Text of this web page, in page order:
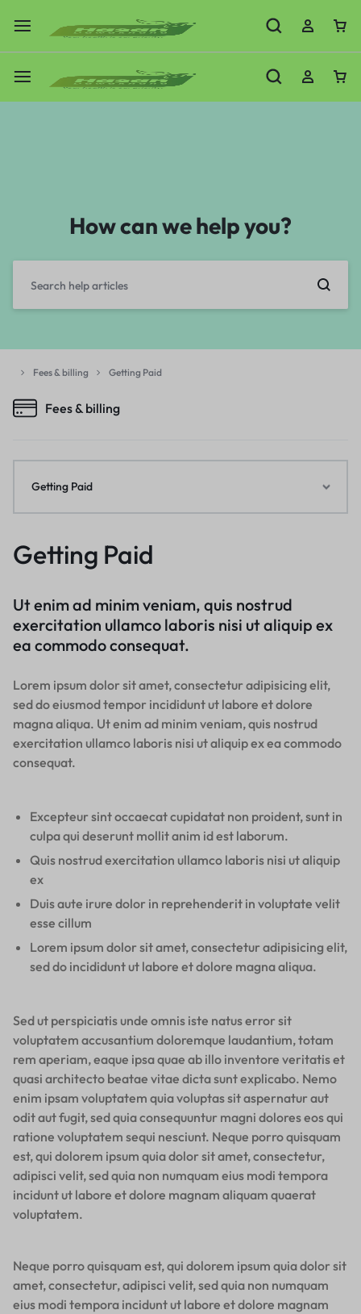
How can we help you?
Fees & billing Getting Paid
Fees & billing
Getting Paid
Ut enim ad minim veniam, quis nostrud
exercitation ullamco laboris nisi ut aliquip ex
ea commodo consequat.
Lorem ipsum dolor sit amet, consectetur adipisicing elit,
sed do eiusmod tempor incididunt ut labore et dolore
magna aliqua. Ut enim ad minim veniam, quis nostrud
exercitation ullamco laboris nisi ut aliquip ex ea commodo
consequat.
Excepteur sint occaecat cupidatat non proident, sunt in
culpa qui deserunt mollit anim id est laborum.
Quis nostrud exercitation ullamco laboris nisi ut aliquip
ex
Duis aute irure dolor in reprehenderit in voluptate velit
esse cillum
Lorem ipsum dolor sit amet, consectetur adipisicing elit,
sed do incididunt ut labore et dolore magna aliqua.
Sed ut perspiciatis unde omnis iste natus error sit
voluptatem accusantium doloremque laudantium, totam
rem aperiam, eaque ipsa quae ab illo inventore veritatis et
quasi architecto beatae vitae dicta sunt explicabo. Nemo
enim ipsam voluptatem quia voluptas sit aspernatur aut
odit aut fugit, sed quia consequuntur magni dolores eos qui
ratione voluptatem sequi nesciunt. Neque porro quisquam
est, qui dolorem ipsum quia dolor sit amet, consectetur,
adipisci velit, sed quia non numquam eius modi tempora
incidunt ut labore et dolore magnam aliquam quaerat
voluptatem.
Neque porro quisquam est, qui dolorem ipsum quia dolor sit
amet, consectetur, adipisci velit, sed quia non numquam
eius modi tempora incidunt ut labore et dolore magnam
Getting Paid